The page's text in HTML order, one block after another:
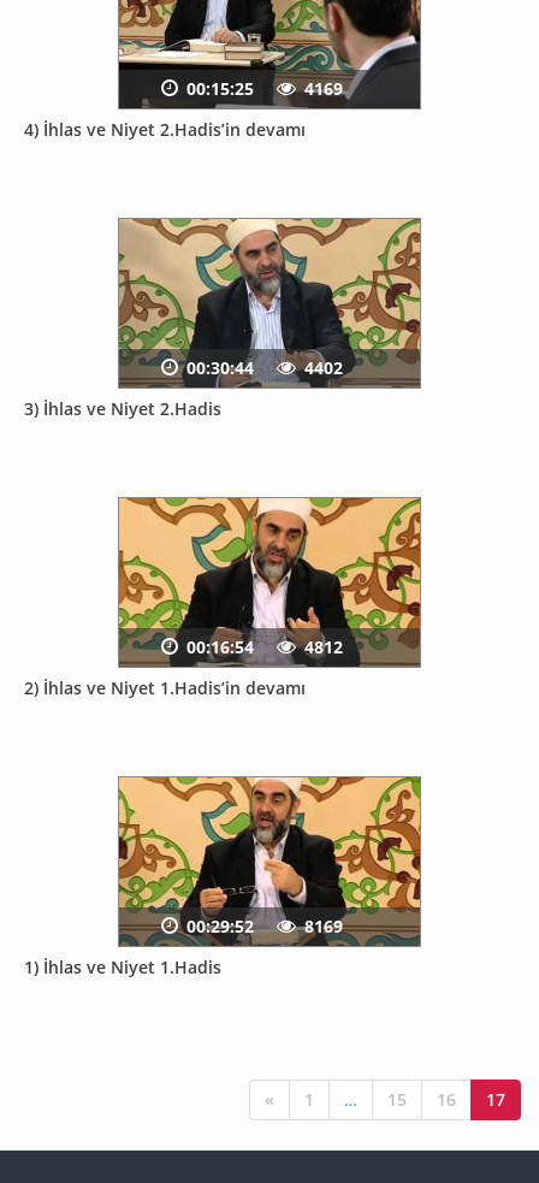
4) İhlas ve Niyet 2.Hadis’in devamı
00:15:25 4169
3) İhlas ve Niyet 2.Hadis
00:30:44 4402
2) İhlas ve Niyet 1.Hadis’in devamı
00:16:54 4812
1) İhlas ve Niyet 1.Hadis
00:29:52 8169
« 1 … 15 16 17